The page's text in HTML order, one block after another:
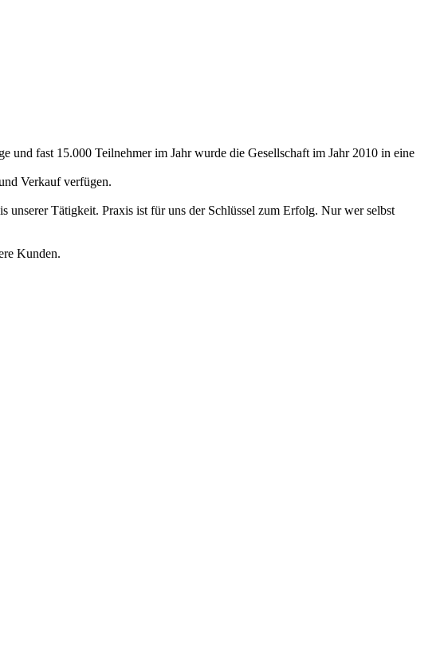
fast 15.000 Teilnehmer im Jahr wurde die Gesellschaft im Jahr 2010 in eine
Verkauf verfügen.
Tätigkeit. Praxis ist für uns der Schlüssel zum Erfolg. Nur wer selbst
Kunden.